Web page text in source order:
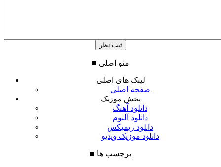
■ منو اصلی
لینک های اصلی
صفحه اصلی
بخش موزیک
دانلود آهنگ
دانلود آلبوم
دانلود ریمیکس
دانلود موزیک ویدیو
■ برچسب ها